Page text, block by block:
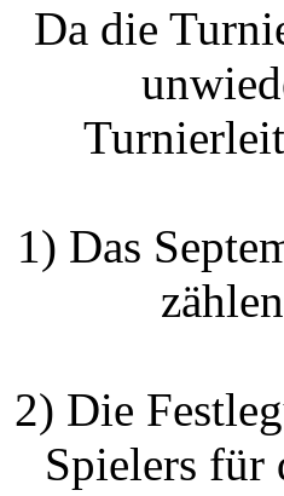
Da die
1) Das
2) Die
Spielers für